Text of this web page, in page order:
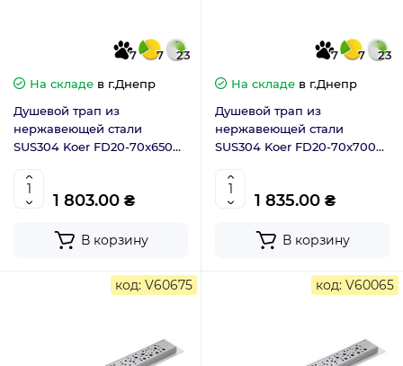
7 7
23
На складе в г.Днепр
Душевой трап из
нержавеющей стали
SUS304 Koer FD20-70x650
1 803.00 ₴
В корзину
7 7
23
На складе в г.Днепр
Душевой трап из
нержавеющей стали
SUS304 Koer FD20-70x700
1 835.00 ₴
В корзину
код: V60675 код: V60065